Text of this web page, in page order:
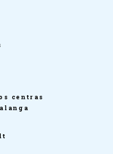
centras